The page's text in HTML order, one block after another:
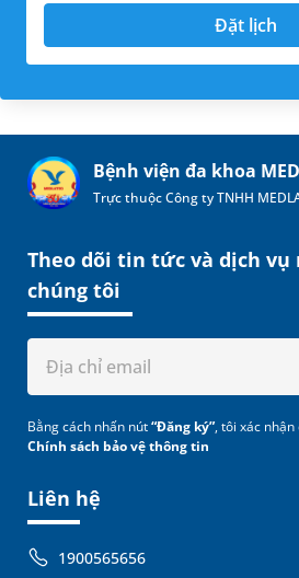
Đặt lịch
Bệnh viện đa khoa
Trực thuộc Công ty TNHH
Liên hệ
1900565656
Theo dõi tin tức và dịch vụ
chúng tôi
Bằng cách nhấn nút“Đăng ký”, tôi xác nhận
Chính sách bảo vệ thông tin